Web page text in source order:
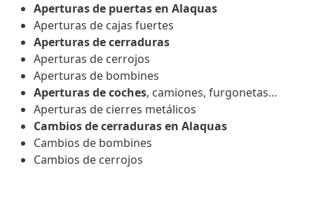
Aperturas de puertas en Alaquas
Aperturas de cajas fuertes
Aperturas de cerraduras
Aperturas de cerrojos
Aperturas de bombines
Aperturas de coches, camiones, furgonetas…
Aperturas de cierres metálicos
Cambios de cerraduras en Alaquas
Cambios de bombines
Cambios de cerrojos